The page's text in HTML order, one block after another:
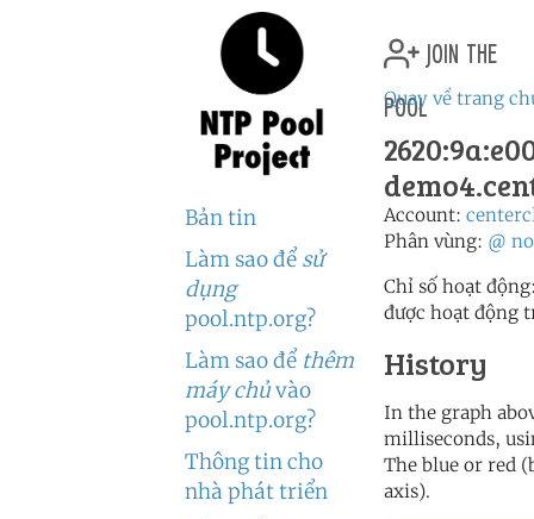
Bản tin
Làm sao để sử
dụng
pool.ntp.org?
Làm sao để thêm
máy chủvào
pool.ntp.org?
Thông tin cho
nhà phát triển
join the
pool
Quay về trang
Account:
Phân vùng: @
Chỉ số hoạt
được hoạt động
History
In the graph
milliseconds,
The blue or red
axis).